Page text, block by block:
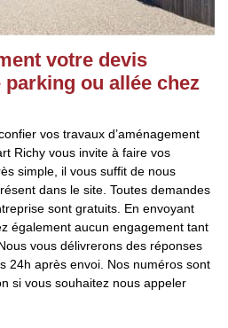
votre devis
ou allée chez
vos travaux d’aménagement
Richy vous invite à faire vos
simple, il vous suffit de nous
dans le site. Toutes demandes
sont gratuits. En envoyant
également aucun engagement tant
vous délivrerons des réponses
24h après envoi. Nos numéros sont
si vous souhaitez nous appeler